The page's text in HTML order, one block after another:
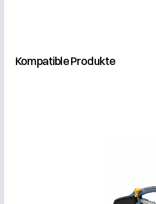
Kompatible Produkte